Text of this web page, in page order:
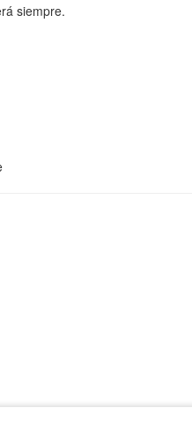
siempre.